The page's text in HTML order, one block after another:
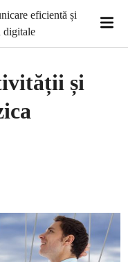
eficientă și
digitale
și